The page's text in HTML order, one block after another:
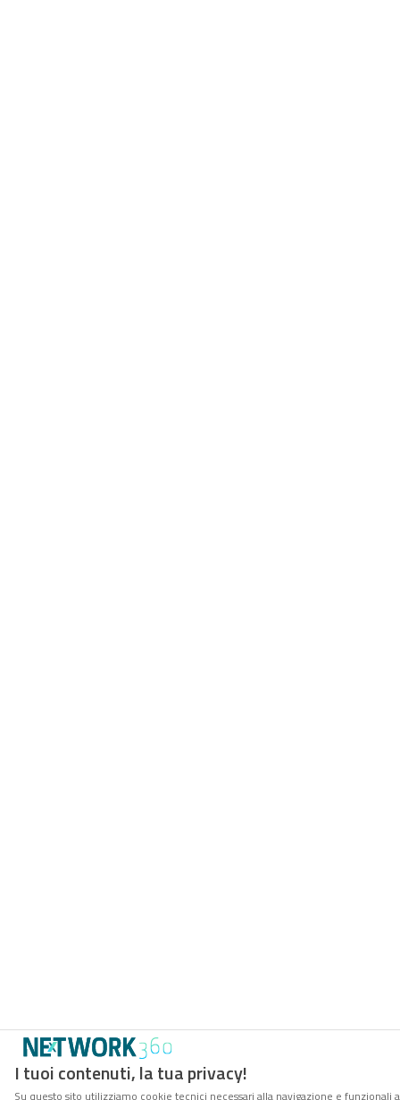
I tuoi contenuti, la tua privacy!
Su questo sito utilizziamo cookie tecnici necessari alla navigazione e